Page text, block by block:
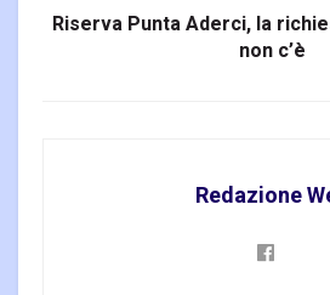
Riserva Punta Aderci, la
non c’è
Redazione